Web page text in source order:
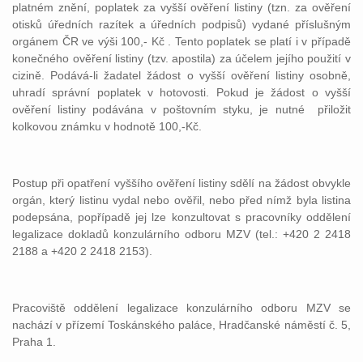
platném znění, poplatek za vyšší ověření listiny (tzn. za ověření
otisků úředních razítek a úředních podpisů) vydané příslušným
orgánem ČR ve výši 100,- Kč . Tento poplatek se platí i v případě
konečného ověření listiny (tzv. apostila) za účelem jejího použití v
cizině. Podává-li žadatel žádost o vyšší ověření listiny osobně,
uhradí správní poplatek v hotovosti. Pokud je žádost o vyšší
ověření listiny podávána v poštovním styku, je nutné
přiložit
kolkovou známku v hodnotě 100,-Kč.
Postup při opatření vyššího ověření listiny sdělí na žádost obvykle
orgán, který listinu vydal nebo ověřil, nebo před nímž byla listina
podepsána, popřípadě jej lze konzultovat s pracovníky oddělení
legalizace dokladů konzulárního odboru MZV (tel.: +420 2 2418
2188 a +420 2 2418 2153).
Pracoviště oddělení legalizace konzulárního odboru MZV se
nachází v přízemí Toskánského paláce, Hradčanské náměstí č. 5,
Praha 1.